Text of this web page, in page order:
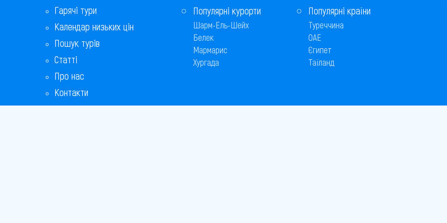
Гарячі тури
Календар низьких цін
Пошук турів
Статті
Про нас
Контакти
Бонусна програма
Популярні курорти
Шарм-Ель-Шейх
Белек
Мармарис
Хургада
Популярні країни
Туреччина
ОАЕ
Єгипет
Таїланд